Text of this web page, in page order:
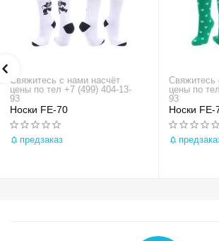
Свяжитесь с нами насчёт
цены по тел +7 (499) 404-13-
93
Носки FE-70
предзаказ
Свяжитесь
цены по
93
Носки FE-